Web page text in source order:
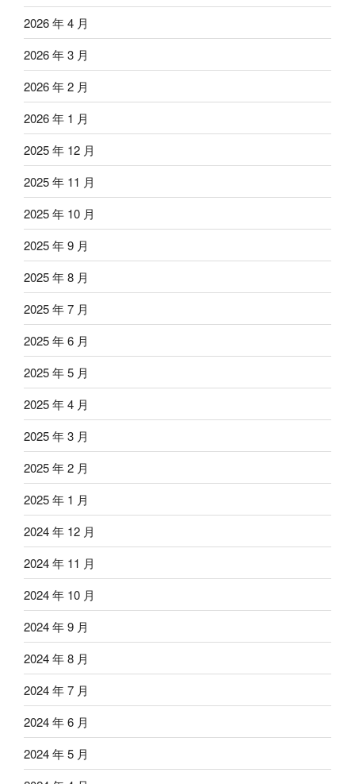
2026 年 4 月
2026 年 3 月
2026 年 2 月
2026 年 1 月
2025 年 12 月
2025 年 11 月
2025 年 10 月
2025 年 9 月
2025 年 8 月
2025 年 7 月
2025 年 6 月
2025 年 5 月
2025 年 4 月
2025 年 3 月
2025 年 2 月
2025 年 1 月
2024 年 12 月
2024 年 11 月
2024 年 10 月
2024 年 9 月
2024 年 8 月
2024 年 7 月
2024 年 6 月
2024 年 5 月